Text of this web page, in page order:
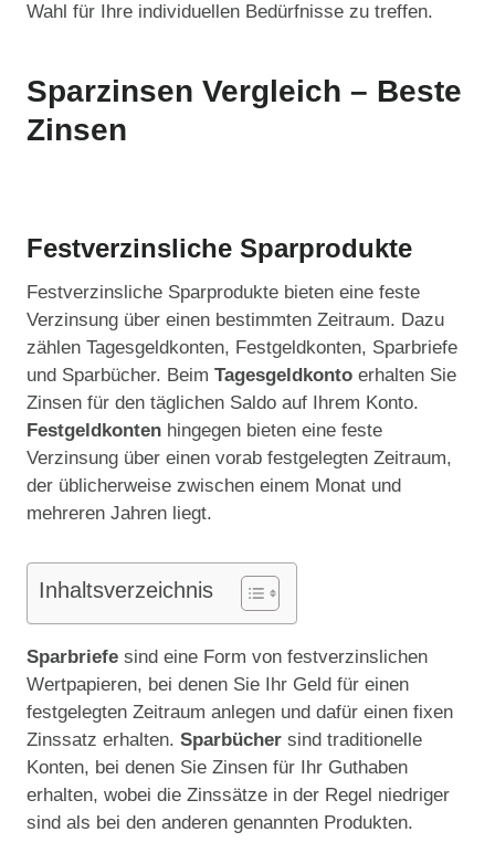
Wahl für Ihre individuellen Bedürfnisse zu treffen.
Sparzinsen Vergleich – Beste
Zinsen
Festverzinsliche Sparprodukte
Festverzinsliche Sparprodukte bieten eine feste
Verzinsung über einen bestimmten Zeitraum. Dazu
zählen Tagesgeldkonten, Festgeldkonten, Sparbriefe
und Sparbücher. Beim Tagesgeldkonto erhalten Sie
Zinsen für den täglichen Saldo auf Ihrem Konto.
Festgeldkonten hingegen bieten eine feste
Verzinsung über einen vorab festgelegten Zeitraum,
der üblicherweise zwischen einem Monat und
mehreren Jahren liegt.
Inhaltsverzeichnis
Sparbriefe sind eine Form von festverzinslichen
Wertpapieren, bei denen Sie Ihr Geld für einen
festgelegten Zeitraum anlegen und dafür einen fixen
Zinssatz erhalten. Sparbücher sind traditionelle
Konten, bei denen Sie Zinsen für Ihr Guthaben
erhalten, wobei die Zinssätze in der Regel niedriger
sind als bei den anderen genannten Produkten.